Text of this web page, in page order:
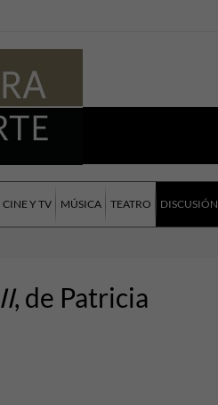
CINE Y TV MÚSICA TEATRO DISCUSIÓN
, de Patricia